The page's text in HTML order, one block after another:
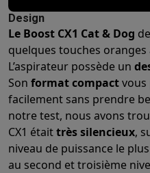
Périphériques TV
Casques & Écouteurs
Enceintes Enceintes
Audio domestique
Radios &
Navigation
Dashcams
Accessoires TV & audio
Appareils photo
Appareils
VidéoGoProAction cams
Accessoires photoHousses
Téléphonie & montres
Design
Le Boost CX1 Cat & Dog
quelques touches oranges
L’aspirateur possède un
Son format compactvous
facilement sans prendre
notre test, nous avons
CX1 étaittrès silencieux,
niveau de puissance le
au second et troisième